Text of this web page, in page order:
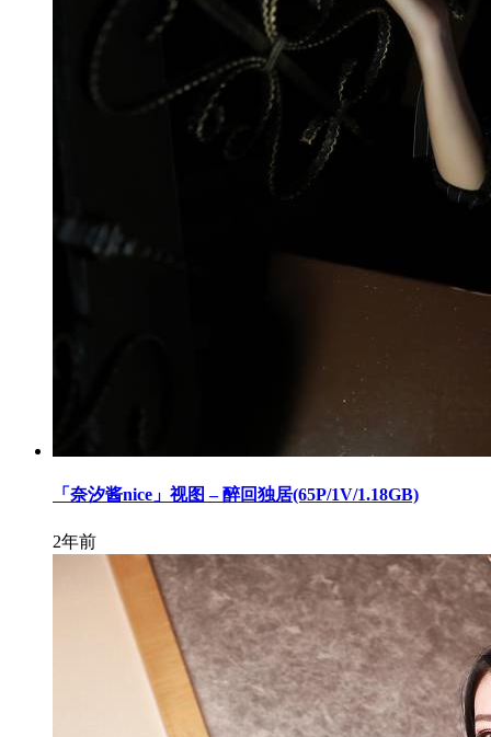
「奈汐酱nice」视图 – 醉回独居(65P/1V/1.18GB)
2年前